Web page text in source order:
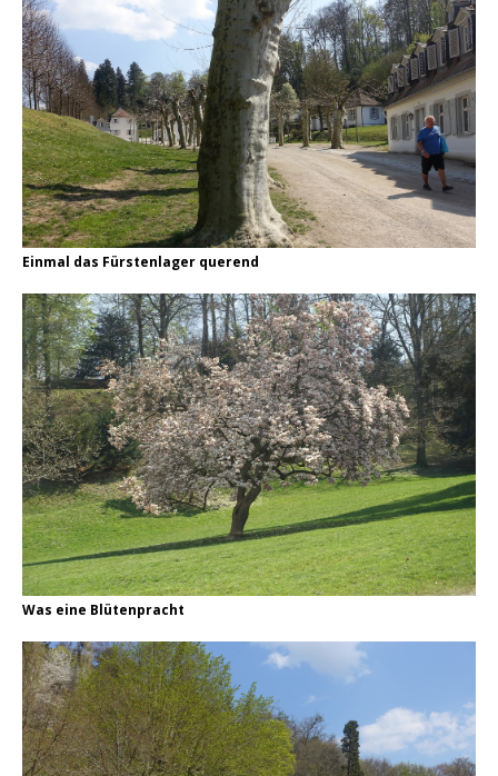
Einmal das Fürstenlager querend
Was eine Blütenpracht